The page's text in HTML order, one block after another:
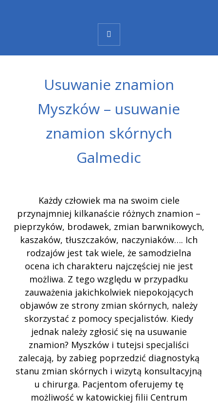
Usuwanie znamion
Myszków – usuwanie
znamion skórnych
Galmedic
Każdy człowiek ma na swoim ciele
przynajmniej kilkanaście różnych znamion –
pieprzyków, brodawek, zmian barwnikowych,
kaszaków, tłuszczaków, naczyniaków…. Ich
rodzajów jest tak wiele, że samodzielna
ocena ich charakteru najczęściej nie jest
możliwa. Z tego względu w przypadku
zauważenia jakichkolwiek niepokojących
objawów ze strony zmian skórnych, należy
skorzystać z pomocy specjalistów. Kiedy
jednak należy zgłosić się na usuwanie
znamion? Myszków i tutejsi specjaliści
zalecają, by zabieg poprzedzić diagnostyką
stanu zmian skórnych i wizytą konsultacyjną
u chirurga. Pacjentom oferujemy tę
możliwość w katowickiej filii Centrum